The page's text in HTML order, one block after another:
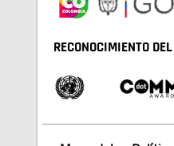
RECONOCIMIENTO